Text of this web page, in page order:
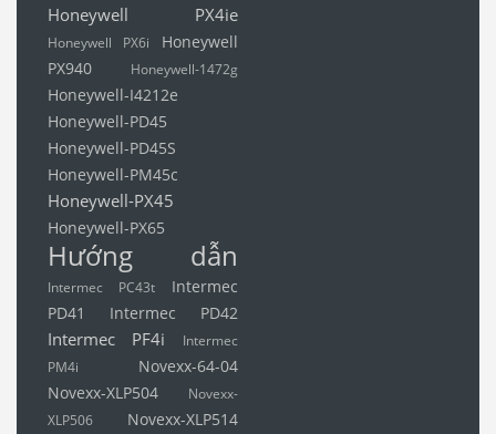
Honeywell PX4ie
Honeywell PX6i
Honeywell
PX940
Honeywell-1472g
Honeywell-I4212e
Honeywell-PD45
Honeywell-PD45S
Honeywell-PM45c
Honeywell-PX45
Honeywell-PX65
Hướng dẫn
Intermec PC43t
Intermec
PD41
Intermec PD42
Intermec PF4i
Intermec
PM4i
Novexx-64-04
Novexx-XLP504
Novexx-
XLP506
Novexx-XLP514